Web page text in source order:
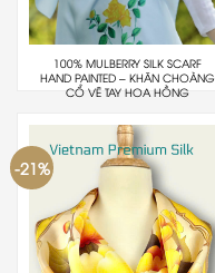
100% MULBERRY SILK SCARF
HAND PAINTED – KHĂN CHOÀNG
CỔ VẼ TAY HOA HỒNG
-21%